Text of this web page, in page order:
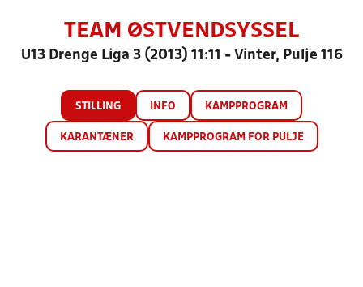
TEAM ØSTVENDSYSSEL
U13 Drenge Liga 3 (2013) 11:11 - Vinter, Pulje 116
STILLING INFO KAMPPROGRAM
KARANTÆNER KAMPPROGRAM FOR PULJE